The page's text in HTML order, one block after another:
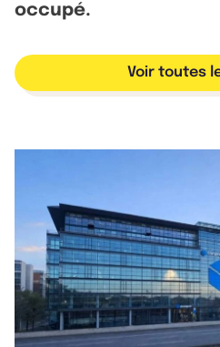
occupé.
Voir toutes